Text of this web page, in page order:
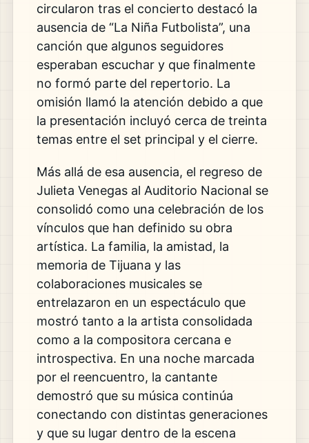
circularon tras el concierto destacó la
ausencia de “La Niña Futbolista”, una
canción que algunos seguidores
esperaban escuchar y que finalmente
no formó parte del repertorio. La
omisión llamó la atención debido a que
la presentación incluyó cerca de treinta
temas entre el set principal y el cierre.
Más allá de esa ausencia, el regreso de
Julieta Venegas al Auditorio Nacional se
consolidó como una celebración de los
vínculos que han definido su obra
artística. La familia, la amistad, la
memoria de Tijuana y las
colaboraciones musicales se
entrelazaron en un espectáculo que
mostró tanto a la artista consolidada
como a la compositora cercana e
introspectiva. En una noche marcada
por el reencuentro, la cantante
demostró que su música continúa
conectando con distintas generaciones
y que su lugar dentro de la escena